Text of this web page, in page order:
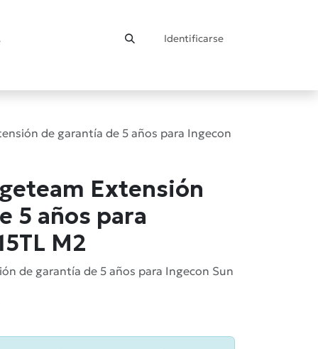
Identificarse
de garantía de 5 años para Ingecon
Extensión
5 años para
M2
de garantía de 5 años para Ingecon Sun